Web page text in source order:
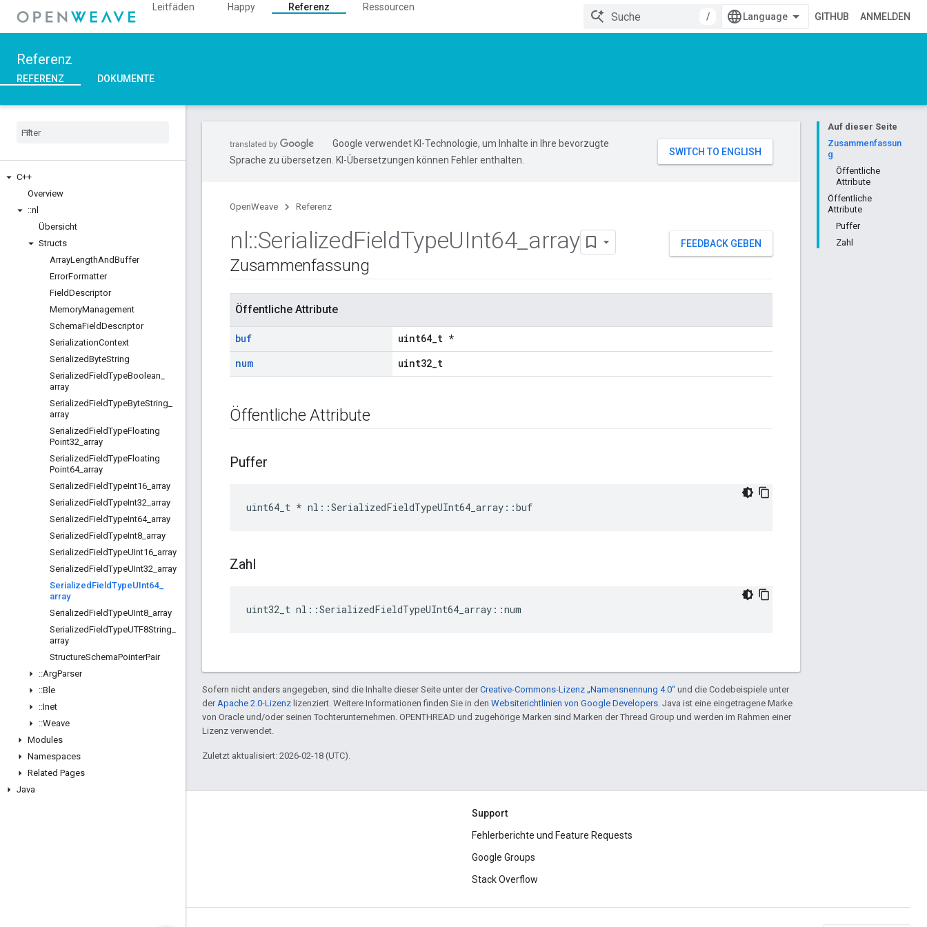
Leitfäden Happy Referenz
Ressourcen
/
GITHUB ANMELDEN
Referenz
REFERENZ DOKUMENTE
C++
Overview
::nl
Übersicht
Structs
ArrayLengthAndBuffer
ErrorFormatter
FieldDescriptor
MemoryManagement
SchemaFieldDescriptor
SerializationContext
SerializedByteString
SerializedFieldTypeBoolean
array
SerializedFieldTypeByteString
array
SerializedFieldTypeFloating
Point32 array
SerializedFieldTypeFloating
Point64_ array
SerializedFieldTypeInt16 array
SerializedFieldTypeInt32 array
SerializedFieldTypeInt64_ array
SerializedFieldTypeInt8 array
SerializedFieldTypeUInt16 array
SerializedFieldTypeUInt32 array
Serialized FieldTypeUInt64_
array
SerializedFieldTypeUInt8 array
SerializedFieldTypeUTF8String
array
StructureSchemaPointerPair
::ArgParser
::Ble
::Inet
::Weave
Modules
Namespaces
Related Pages
Java
Auf dieser Seite
Zusammenfassun
g
Öffentliche
Attribute
Öffentliche
Attribute
Puffer
Zahl
Google verwendet KI-Technologie, um Inhalte in Ihre bevorzugte
Sprache zu übersetzen. KI-Übersetzungen können Fehler enthalten.
OpenWeave Referenz
FEEDBACK GEBEN
nl::SerializedFieldTypeUInt64_ array
Zusammenfassung
Öffentliche Attribute
buf
uint64_t *
num
uint32_t
Öffentliche Attribute
Puffer
uint64_t * nl::SerializedFieldTypeUInt64_array::buf
Zahl
uint32_t nl::SerializedFieldTypeUInt64_array::num
Sofern nicht anders angegeben, sind die Inhalte dieser Seite unter derCreative-Commons-Lizenz „Namensnennung 4.0“ und die Codebeispiele unter
derApache 2.0-Lizenz lizenziert. Weitere Informationen finden Sie in den Websiterichtlinien von Google Developers. Java ist eine eingetragene Marke
von Oracle und/oder seinen Tochterunternehmen. OPENTHREAD und zugehörige Marken sind Marken der Thread Group und werden im Rahmen einer
Lizenz verwendet.
Zuletzt aktualisiert: 2026-02-18 (UTC).
Support
Fehlerberichte und Feature Requests
Google Groups
Stack Overflow